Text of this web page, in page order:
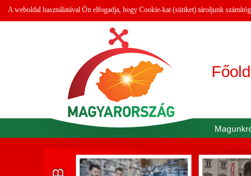
A weboldal használatával Ön elfogadja, hogy Cookie-kat (sütiket) tároljunk